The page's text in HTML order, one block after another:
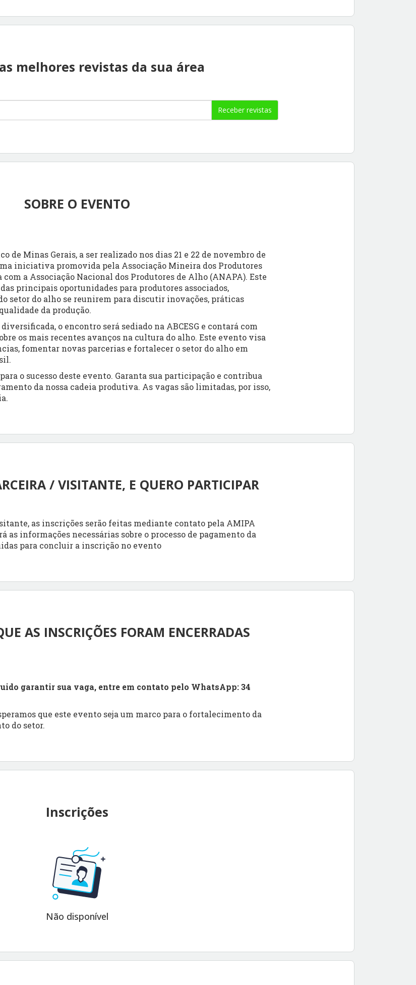
melhores revistas da sua área
Receber revistas
SOBRE O EVENTO
de Minas Gerais, a ser realizado nos dias 21 e 22 de novembro de
iniciativa promovida pela Associação Mineira dos Produtores
a Associação Nacional dos Produtores de Alho (ANAPA). Este
principais oportunidades para produtores associados,
setor do alho se reunirem para discutir inovações, práticas
da produção.
o encontro será sediado na ABCESG e contará com
os mais recentes avanços na cultura do alho. Este evento visa
fomentar novas parcerias e fortalecer o setor do alho em
o sucesso deste evento. Garanta sua participação e contribua
da nossa cadeia produtiva. As vagas são limitadas, por isso,
/ VISITANTE, E QUERO PARTICIPAR
as inscrições serão feitas mediante contato pela AMIPA
as informações necessárias sobre o processo de pagamento da
para concluir a inscrição no evento
AS INSCRIÇÕES FORAM ENCERRADAS
garantir sua vaga, entre em contato pelo WhatsApp: 34
que este evento seja um marco para o fortalecimento da
do setor.
Inscrições
Não disponível